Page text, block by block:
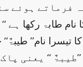
فرماتے ہوئے
نام طابۃ رکھا ہے